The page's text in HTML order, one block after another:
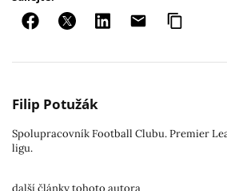
Filip Potužák
Spolupracovník Football Clubu. Premier
ligu.
další články tohoto autora